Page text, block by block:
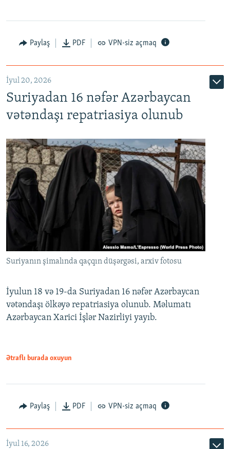
Auto
Paylaş PDF VPN-siz açmaq
İyul 20, 2026
Suriyadan 16 nəfər Azərbaycan
vətəndaşı repatriasiya olunub
Suriyanın şimalında qaçqın düşərgəsi, arxiv fotosu
İyulun 18 və 19-da Suriyadan 16 nəfər Azərbaycan
vətəndaşı ölkəyə repatriasiya olunub. Məlumatı
Azərbaycan Xarici İşlər Nazirliyi yayıb.
Ətraflı burada oxuyun
Paylaş PDF VPN-siz açmaq
İyul 16, 2026